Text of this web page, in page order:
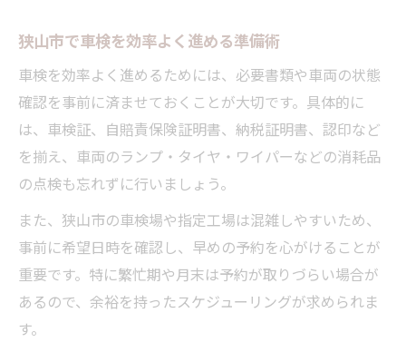
車検は予約なしで当日対応できるのか解説
狭山市で予約不要の車検サービスを探す方
法
当日車検のメリットとリスクを徹底分析
車検の流れと予約の重要性を再確認
スマートに車検を完了させるポイント
狭山市で人気の車検時短テクニック紹介
狭山市で車検を効率よく進める準備術
車検を効率よく進めるためには、必要書類や車両の状態
確認を事前に済ませておくことが大切です。具体的に
は、車検証、自賠責保険証明書、納税証明書、認印など
を揃え、車両のランプ・タイヤ・ワイパーなどの消耗品
の点検も忘れずに行いましょう。
また、狭山市の車検場や指定工場は混雑しやすいため、
事前に希望日時を確認し、早めの予約を心がけることが
重要です。特に繁忙期や月末は予約が取りづらい場合が
あるので、余裕を持ったスケジューリングが求められま
す。